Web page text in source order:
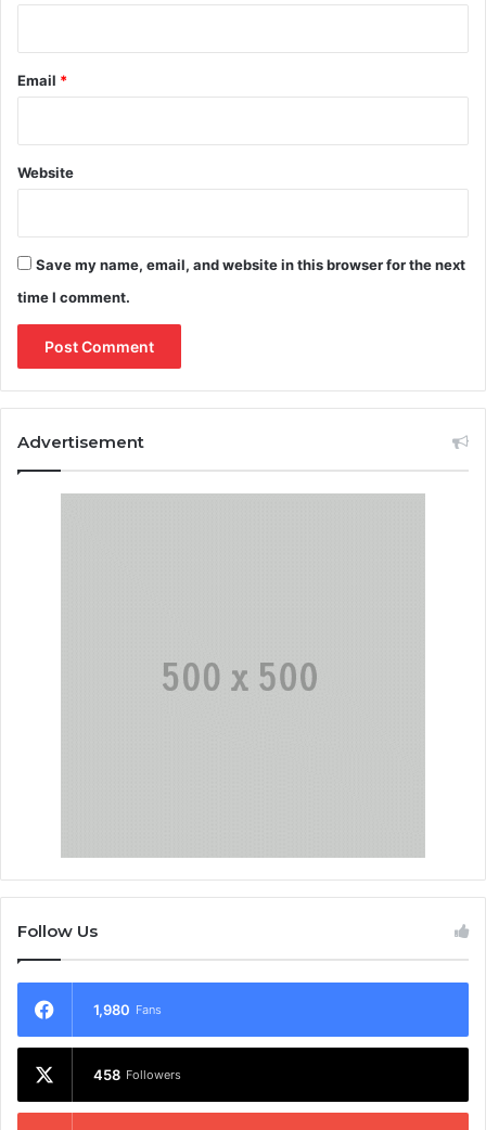
Email *
Website
Save my name, email, and website in this browser for the next
time I comment.
Advertisement
Follow Us
1,980 Fans
458 Followers